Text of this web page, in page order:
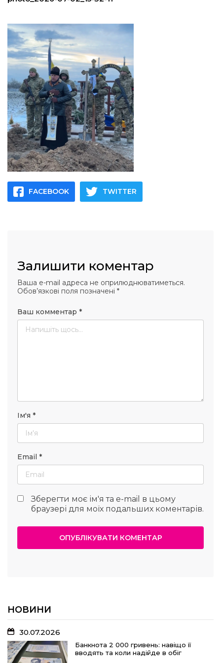
FACEBOOK TWITTER
Залишити коментар
Ваша e-mail адреса не оприлюднюватиметься.
Обов’язкові поля позначені *
Ваш комментар *
Ім'я *
Email *
Зберегти моє ім'я та e-mail в цьому
браузері для моїх подальших коментарів.
НОВИНИ
30.07.2026
Банкнота 2 000 гривень: навіщо її
вводять та коли надійде в обіг